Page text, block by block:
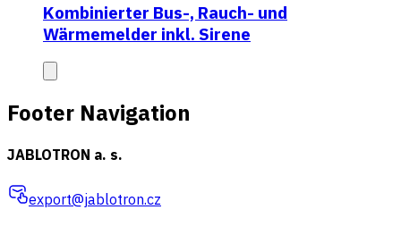
Kombinierter Bus-, Rauch- und
Wärmemelder inkl. Sirene
Footer Navigation
JABLOTRON a. s.
export@jablotron.cz